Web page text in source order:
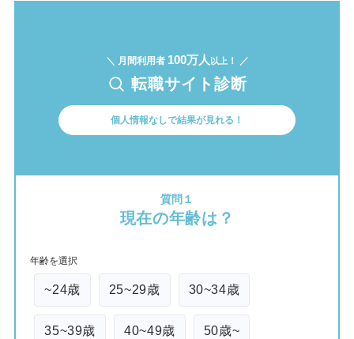
＼ 月間利用者 100万人 以上 ！ ／
転職サイト診断
個人情報なしで結果が見れる！
質問１
現在の年齢は？
年齢を選択
~24歳 25~29歳 30~34歳
35~39歳 40~49歳 50歳~